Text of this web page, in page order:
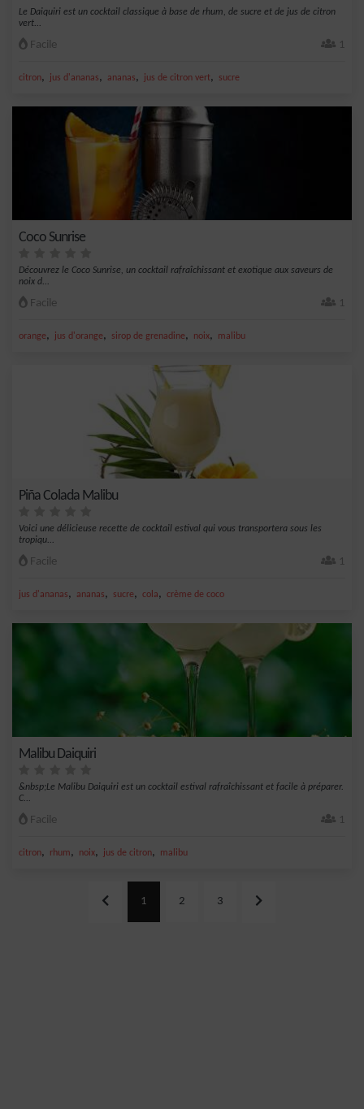
Le Daiquiri est un cocktail classique à base de rhum, de sucre et de jus de citron
vert...
Facile 1
citron, jus d'ananas, ananas, jus de citron vert, sucre
Coco Sunrise
Découvrez le Coco Sunrise, un cocktail rafraîchissant et exotique aux saveurs de
noix d...
Facile 1
orange, jus d'orange, sirop de grenadine, noix, malibu
Piña Colada Malibu
Voici une délicieuse recette de cocktail estival qui vous transportera sous les
tropiqu...
Facile 1
jus d'ananas, ananas, sucre, cola, crème de coco
Malibu Daiquiri
&nbsp;Le Malibu Daiquiri est un cocktail estival rafraîchissant et facile à préparer.
C...
Facile 1
citron, rhum, noix, jus de citron, malibu
1 2 3